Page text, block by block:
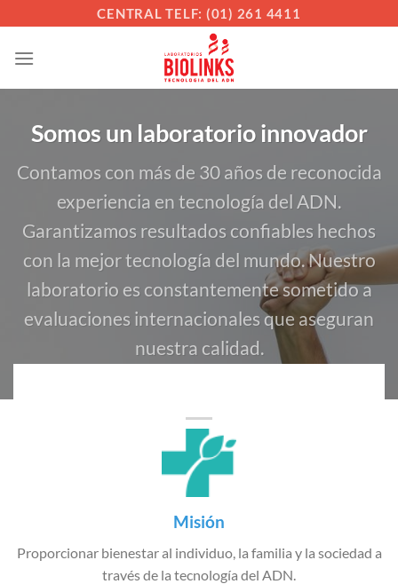
al
contenido
CENTRAL TELF: (01) 261 4411
Somos un laboratorio innovador
Contamos con más de 30 años de reconocida
experiencia en tecnología del ADN.
Garantizamos resultados confiables hechos
con la mejor tecnología del mundo. Nuestro
laboratorio es constantemente sometido a
evaluaciones internacionales que aseguran
nuestra calidad.
Misión
Proporcionar bienestar al individuo, la familia y la sociedad a
través de la tecnología del ADN.